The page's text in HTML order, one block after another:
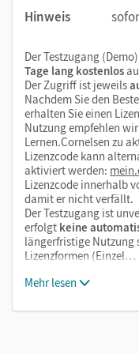
DTZ (Band B1),
siebzehn Videoclips,
Wortliste sowie eine
der Verben mit
Mit dem Kauf erhalten
E-Books und der
mein.cornelsen.de.
Im E-Book ergänzen
wie z. B. Markieren,
Lehrwerkinhalte.
Hinweis
Der Testzugang
Tage lang kostenlos
Der Zugriff ist jeweils
Nachdem Sie den
erhalten Sie einen
Nutzung empfehlen
Lernen.Cornelsen zu
Lizenzcode kann
aktiviert werden:
Lizenzcode innerhalb
damit er nicht verfällt.
Der Testzugang ist
erfolgt keine
längerfristige Nutzung
Lizenzformen (Einzel…
Mehr lesen